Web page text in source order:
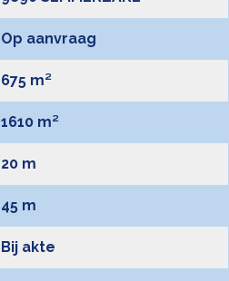
Op aanvraag
675 m²
1610 m²
20 m
45 m
Bij akte